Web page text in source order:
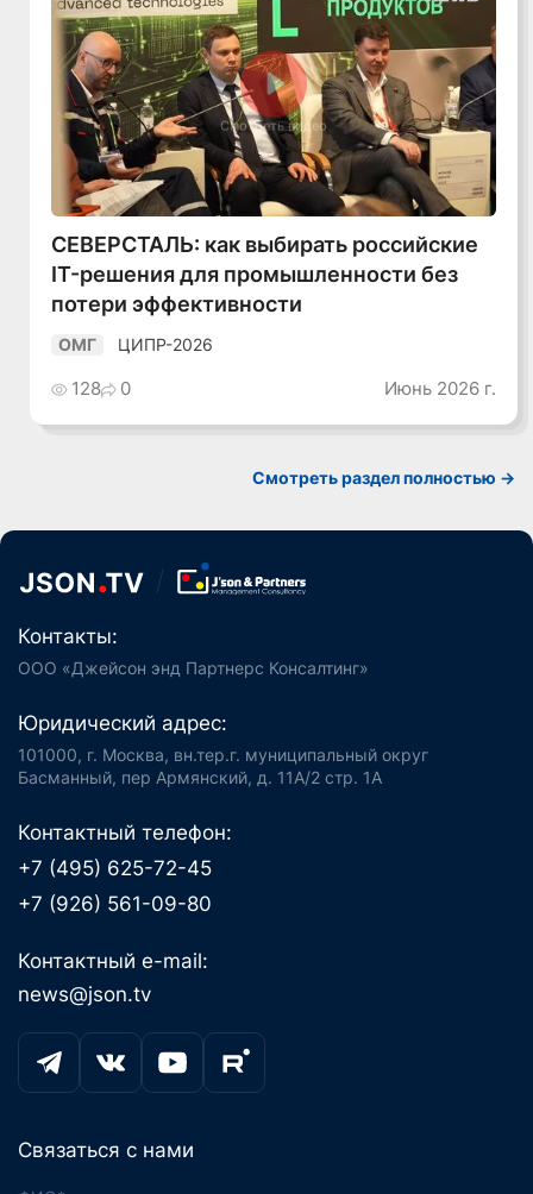
Смотреть видео
СЕВЕРСТАЛЬ: как выбирать российские
IT-решения для промышленности без
потери эффективности
ОМГ ЦИПР-2026
128 0 Июнь 2026 г.
Смотреть раздел полностью ->
Контакты:
ООО «Джейсон энд Партнерс Консалтинг»
Юридический адрес:
101000, г. Москва, вн.тер.г. муниципальный округ
Басманный, пер Армянский, д. 11А/2 стр. 1А
Контактный телефон:
+7 (495) 625-72-45
+7 (926) 561-09-80
Контактный e-mail:
news@json.tv
Связаться с нами